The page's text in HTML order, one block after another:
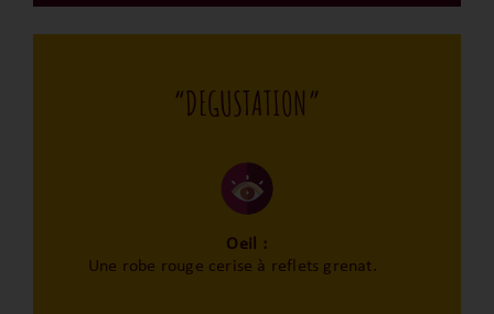
“DEGUSTATION”
Oeil :
Une robe rouge cerise à reflets grenat.